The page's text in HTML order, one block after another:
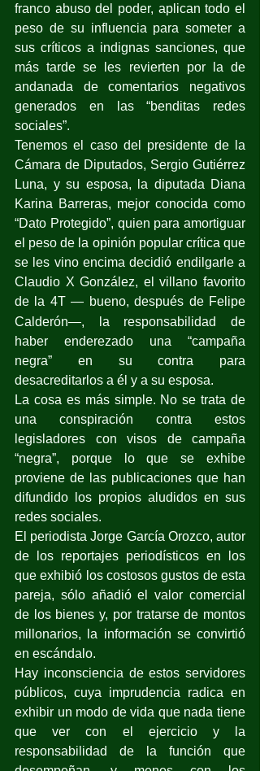
franco abuso del poder, aplican todo el
peso de su influencia para someter a
sus críticos a indignas sanciones, que
más tarde se les revierten por la de
andanada de comentarios negativos
generados en las “benditas redes
sociales”.
Tenemos el caso del presidente de la
Cámara de Diputados, Sergio Gutiérrez
Luna, y su esposa, la diputada Diana
Karina Barreras, mejor conocida como
“Dato Protegido”, quien para amortiguar
el peso de la opinión popular crítica que
se les vino encima decidió endilgarle a
Claudio X González, el villano favorito
de la 4T — bueno, después de Felipe
Calderón—, la responsabilidad de
haber enderezado una “campaña
negra” en su contra para
desacreditarlos a él y a su esposa.
La cosa es más simple. No se trata de
una conspiración contra estos
legisladores con visos de campaña
“negra”, porque lo que se exhibe
proviene de las publicaciones que han
difundido los propios aludidos en sus
redes sociales.
El periodista Jorge García Orozco, autor
de los reportajes periodísticos en los
que exhibió los costosos gustos de esta
pareja, sólo añadió el valor comercial
de los bienes y, por tratarse de montos
millonarios, la información se convirtió
en escándalo.
Hay inconsciencia de estos servidores
públicos, cuya imprudencia radica en
exhibir un modo de vida que nada tiene
que ver con el ejercicio y la
responsabilidad de la función que